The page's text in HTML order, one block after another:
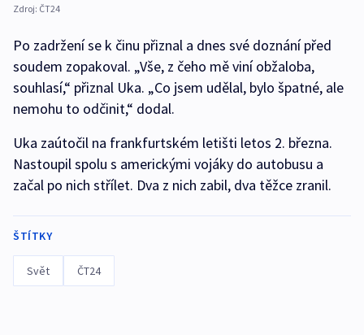
Zdroj: ČT24
Po zadržení se k činu přiznal a dnes své doznání před
soudem zopakoval. „Vše, z čeho mě viní obžaloba,
souhlasí,“ přiznal Uka. „Co jsem udělal, bylo špatné, ale
nemohu to odčinit,“ dodal.
Uka zaútočil na frankfurtském letišti letos 2. března.
Nastoupil spolu s americkými vojáky do autobusu a
začal po nich střílet. Dva z nich zabil, dva těžce zranil.
ŠTÍTKY
Svět ČT24